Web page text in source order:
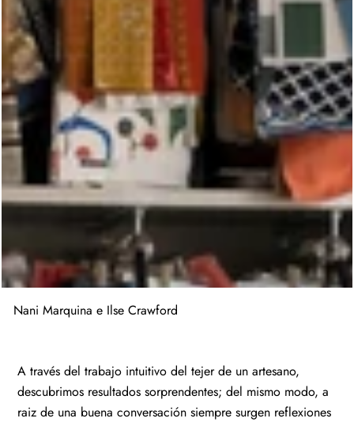
Nani Marquina e Ilse Crawford
A través del trabajo intuitivo del tejer de un artesano,
descubrimos resultados sorprendentes; del mismo modo, a
raiz de una buena conversación siempre surgen reflexiones